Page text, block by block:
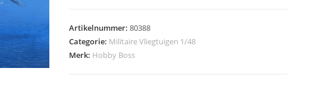
Artikelnummer:80388
Categorie: Militaire Vliegtuigen 1/48
Merk: Hobby Boss